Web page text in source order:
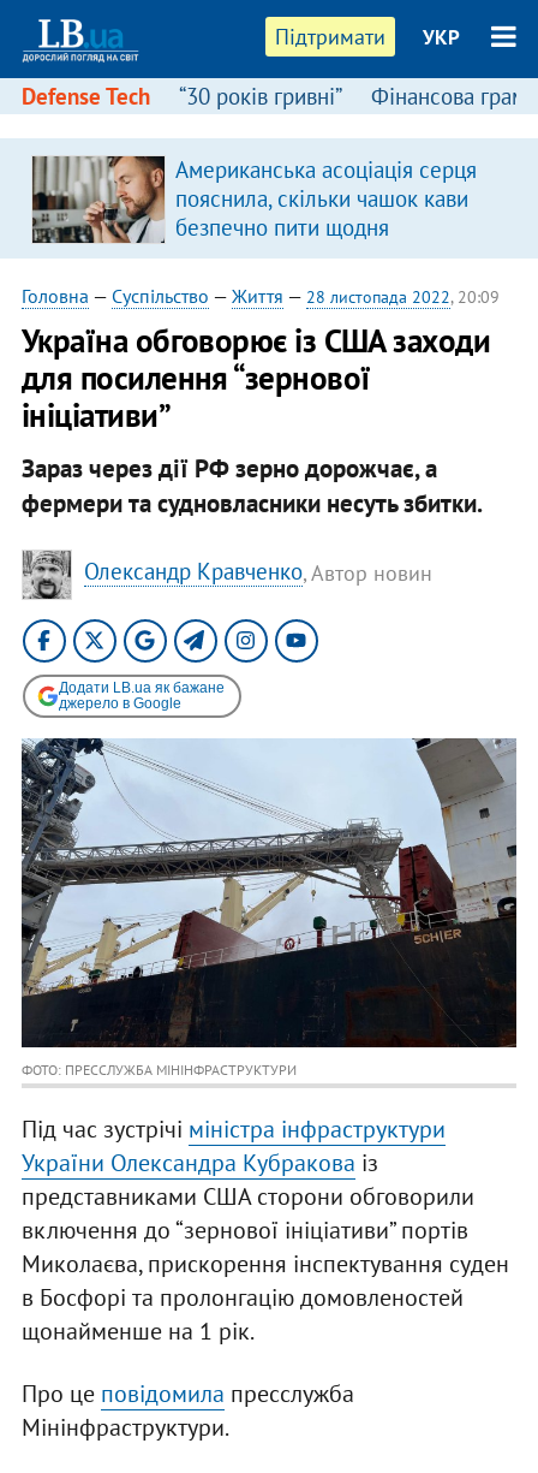
Підтримати УКР
Defense Tech “30 років гривні” Фінансова
Американська асоціація серця
пояснила, скільки чашок кави
безпечно пити щодня
Головна — Суспільство — Життя — 28 листопада 2022, 20:09
Україна обговорює із США заходи
для посилення “зернової
ініціативи”
Зараз через дії РФ зерно дорожчає, а
фермери та судновласники несуть збитки.
Олександр Кравченко, Автор новин
Додати LB.ua як бажане
джерело в Google
ФОТО: ПРЕССЛУЖБА МІНІНФРАСТРУКТУРИ
Під час зустрічі міністра інфраструктури
України Олександра Кубракова із
представниками США сторони обговорили
включення до “зернової ініціативи” портів
Миколаєва, прискорення інспектування суден
в Босфорі та пролонгацію домовленостей
щонайменше на 1 рік.
Про це повідомила пресслужба
Мінінфраструктури.